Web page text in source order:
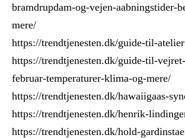
bramdrupdam-og-vejen-aabningstider-
mere/
https://trendtjenesten.dk/guide-til-
https://trendtjenesten.dk/guide-til-
februar-temperaturer-klima-og-mere/
https://trendtjenesten.dk/hawaiigaas-
https://trendtjenesten.dk/henrik-
https://trendtjenesten.dk/hold-